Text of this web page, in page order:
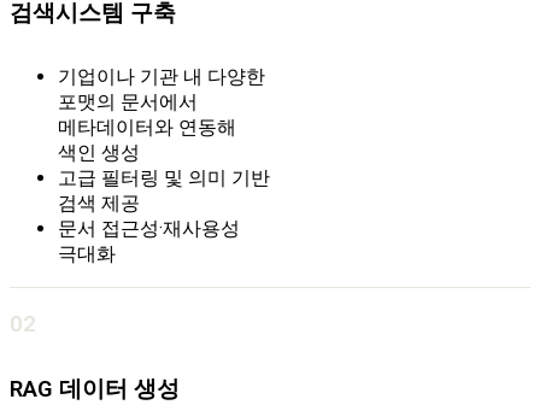
검색시스템 구축
기업이나 기관 내 다양한
포맷의 문서에서
메타데이터와 연동해
색인 생성
고급 필터링 및 의미 기반
검색 제공
문서 접근성·재사용성
극대화
02
RAG 데이터 생성